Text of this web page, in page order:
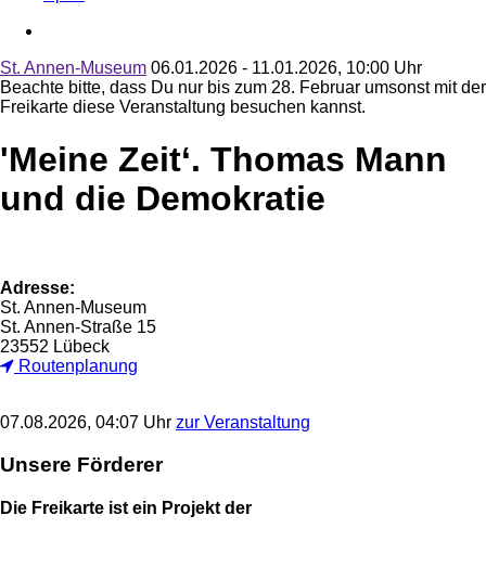
St. Annen-Museum 06.01.2026 - 11.01.2026, 10:00 Uhr
Beachte bitte, dass Du nur bis zum 28. Februar umsonst mit der
Freikarte diese Veranstaltung besuchen kannst.
'Meine Zeit‘. Thomas Mann
und die Demokratie
Adresse:
St. Annen-Museum
St. Annen-Straße 15
23552 Lübeck
Routenplanung
07.08.2026, 04:07 Uhr zur Veranstaltung
Unsere Förderer
Die Freikarte ist ein Projekt der